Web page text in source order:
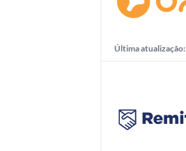
Última atualização: